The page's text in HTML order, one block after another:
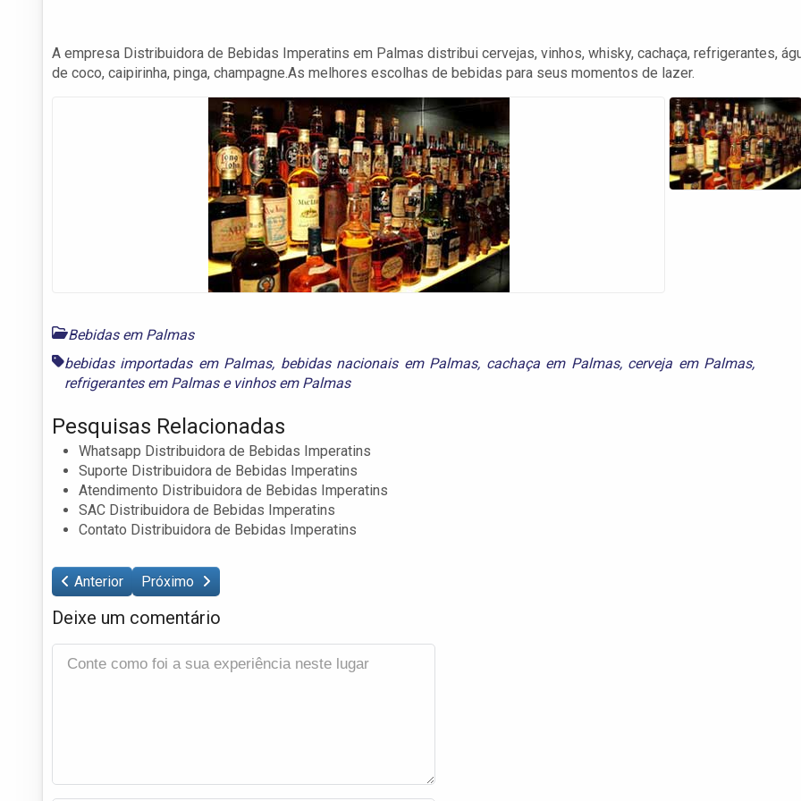
A empresa Distribuidora de Bebidas Imperatins em Palmas distribui cervejas, vinhos, whisky, cachaça, refrigerantes,
de coco, caipirinha, pinga, champagne.As melhores escolhas de bebidas para seus momentos de lazer.
Bebidas em Palmas
bebidas importadas em Palmas, bebidas nacionais em Palmas, cachaça em Palmas, cerveja em Palmas,
refrigerantes em Palmase vinhos em Palmas
Pesquisas Relacionadas
Whatsapp Distribuidora de Bebidas Imperatins
Suporte Distribuidora de Bebidas Imperatins
Atendimento Distribuidora de Bebidas Imperatins
SAC Distribuidora de Bebidas Imperatins
Contato Distribuidora de Bebidas Imperatins
Anterior Próximo
Deixe um comentário